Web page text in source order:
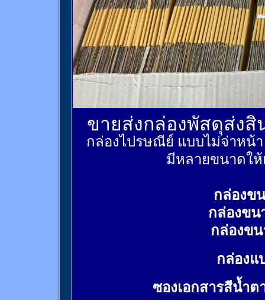
ขายส่งกล่องพัสดุส่ง
กล่องไปรษณีย์ แบบไม่จ่าหน้
มีหลายขนาดให้
กล่องข
กล่องขน
กล่องข
กล่องแ
ซองเอกสารสีน้ำต